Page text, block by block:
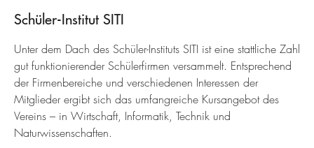
Schüler-Institut SITI
Unter dem Dach des Schüler-Instituts SITI ist eine stattliche Zahl
gut funktionierender Schülerfirmen versammelt. Entsprechend
der Firmenbereiche und verschiedenen Interessen der
Mitglieder ergibt sich das umfangreiche Kursangebot des
Vereins – in Wirtschaft, Informatik, Technik und
Naturwissenschaften.